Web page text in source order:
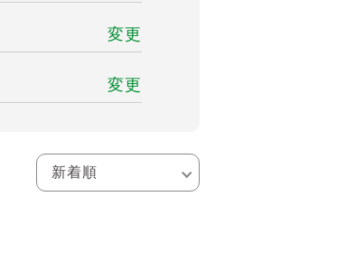
変更
変更